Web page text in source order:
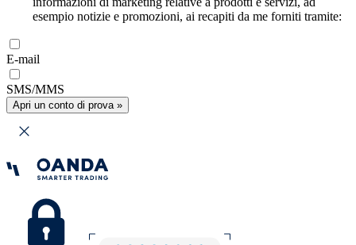
esempio notizie e promozioni, ai recapiti da me forniti tramite:
E-mail
SMS/MMS
Apri un conto di prova »